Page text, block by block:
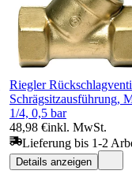
Riegler
Schrägsitzausführung,
1/4, 0,5 bar
48,98 €inkl. MwSt.
Lieferung bis 1-2
Details anzeigen